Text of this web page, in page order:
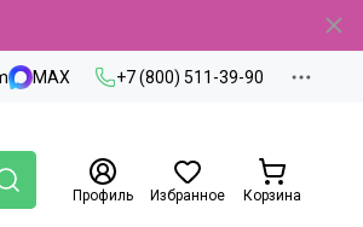
MAX +7 (800) 511-39-90
Профиль Избранное Корзина